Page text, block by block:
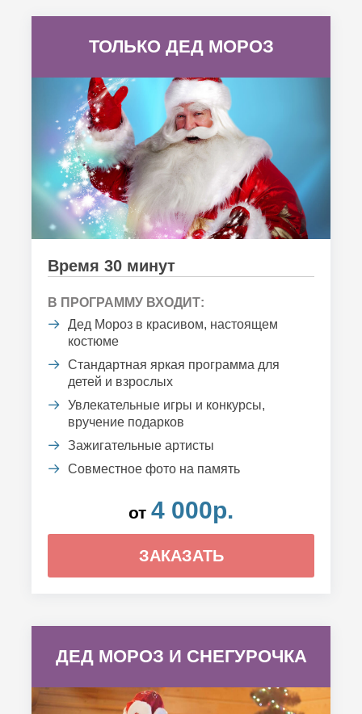
ТОЛЬКО ДЕД МОРОЗ
Время 30 минут
В ПРОГРАММУ ВХОДИТ:
Дед Мороз в красивом, настоящем
костюме
Стандартная яркая программа для
детей и взрослых
Увлекательные игры и конкурсы,
вручение подарков
Зажигательные артисты
Совместное фото на память
от 4 000р.
ЗАКАЗАТЬ
ДЕД МОРОЗ И СНЕГУРОЧКА